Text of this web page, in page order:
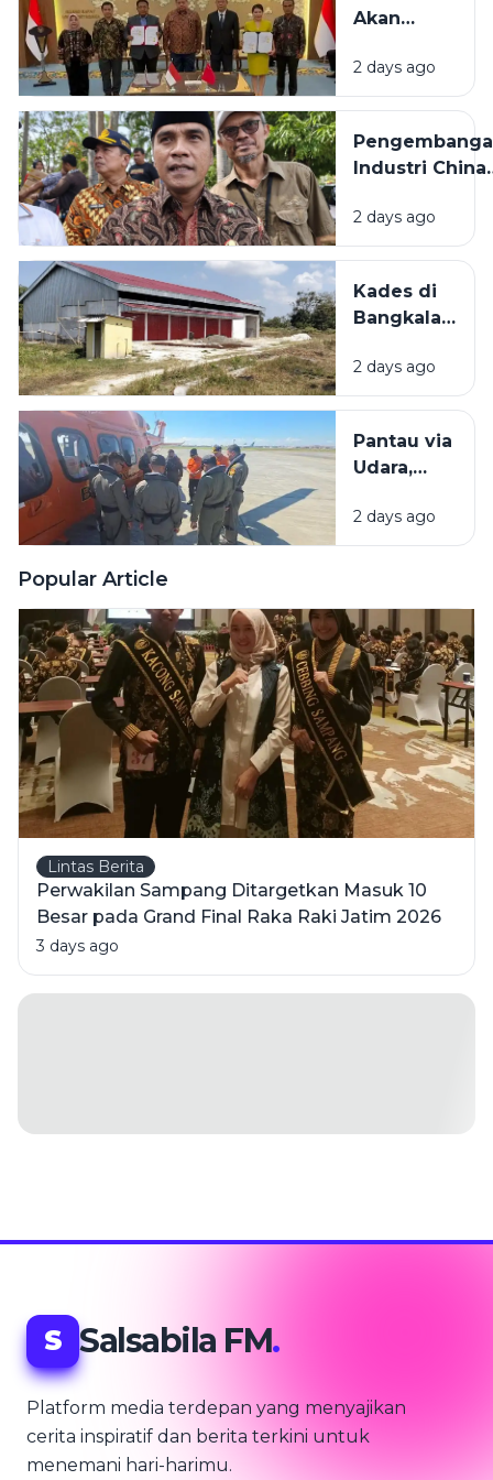
Lagu
HUT RI ke-
81
Akan
Pabrik
Industri
Karya di
Madura
2 days ago
Industri China
Dilaksanakan
Bangkalan,
Menyerap
Ribuan
2 days ago
Kades di
Bangkalan
KDMP
Dibangun
Sawah: Itu
Dekat SD
2 days ago
Pantau via
Udara,
Tak
Temukan
Mutiara
Sentosa 2
di Perairan
Sumenep
2 days ago
Popular Article
Lintas Berita
Perwakilan Sampang Ditargetkan Masuk 10
Besar pada Grand Final Raka Raki Jatim 2026
3 days ago
S Salsabila FM.
Platform media terdepan yang menyajikan
cerita inspiratif dan berita terkini untuk
menemani hari-harimu.